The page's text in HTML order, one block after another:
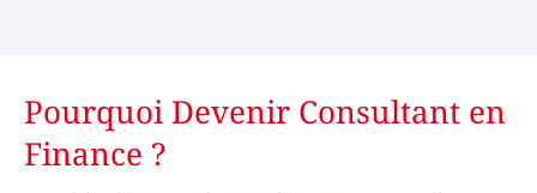
Pourquoi Devenir Consultant en
Finance ?